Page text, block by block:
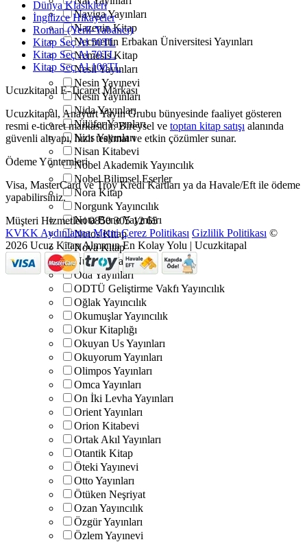
Naviga Yayınları
Nazenin Kitap
Necmettin Erbakan Üniversitesi Yayınları
Nemesis Kitap
Nesil Yayınları
Nesin Yayınevi
Nesin Yayınları
Nida Yayınları
Nilüfer Yayınları
Nios Yayınları
Nisan Kitabevi
Nobel Akademik Yayıncılık
Nobel Bilimsel Eserler
Nora Kitap
Norgunk Yayıncılık
Nota Bene Yayınları
Notos Kitap
Nova Kitap
Nubihar Yayınları
Oda Yayınları
ODTÜ Geliştirme Vakfı Yayıncılık
Oğlak Yayıncılık
Okumuşlar Yayıncılık
Okur Kitaplığı
Okuyan Us Yayınları
Okuyorum Yayınları
Olimpos Yayınları
Omca Yayınları
On İki Levha Yayınları
Orient Yayınları
Orion Kitabevi
Ortak Akıl Yayınları
Otantik Kitap
Öteki Yayınevi
Otto Yayınları
Ötüken Neşriyat
Ozan Yayıncılık
Özgür Yayınları
Özlem Yayınevi
Dünya Klasikleri
İngilizce Hikayeler
Roman (Yerli-Yabancı)
Kitap Seç Al 50TL
Kitap Seç Al 70TL
Kitap Seç Al 100TL
Ucuzkitapal E-Ticaret Markası
Ucuzkitapal, Anayurt Yayın Grubu bünyesinde faaliyet gösteren
resmi e-ticaret markasıdır. Bireysel ve toptan kitap satışı alanında
güvenli altyapı, hızlı teslimat ve etkin çözümler sunar.
Ödeme Yöntemleri
Visa, MasterCard ve Troy Kredi Kartları ya da Havale/Eft ile ödeme
yapabilirsiniz.
Müşteri Hizmetleri 0850 305 12 65
KVKK Aydınlatma Metni Çerez Politikası Gizlilik Politikası ©
2026 Ucuz Kitap Almanın En Kolay Yolu | Ucuzkitapal